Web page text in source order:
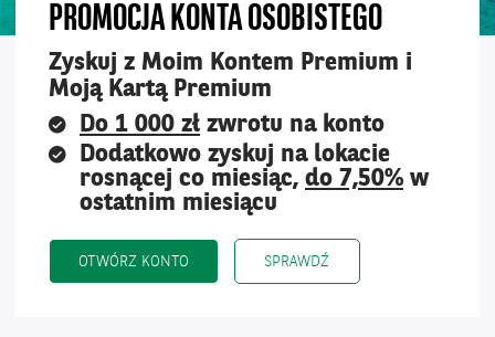
PROMOCJA KONTA OSOBISTEGO
Zyskuj z Moim Kontem Premium i
Moją Kartą Premium
Do 1 000 zł zwrotu na konto
Dodatkowo zyskuj na lokacie
rosnącej co miesiąc, do 7,50% w
ostatnim miesiącu
OTWÓRZ KONTO PROMOCJA KONTA OSOBISTEGO
SPRAWDŹ